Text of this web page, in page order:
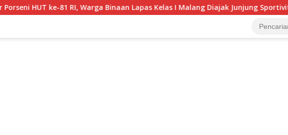
Warga Binaan Lapas Kelas I Malang Diajak Junjung Sportivitas dan Kekompakan